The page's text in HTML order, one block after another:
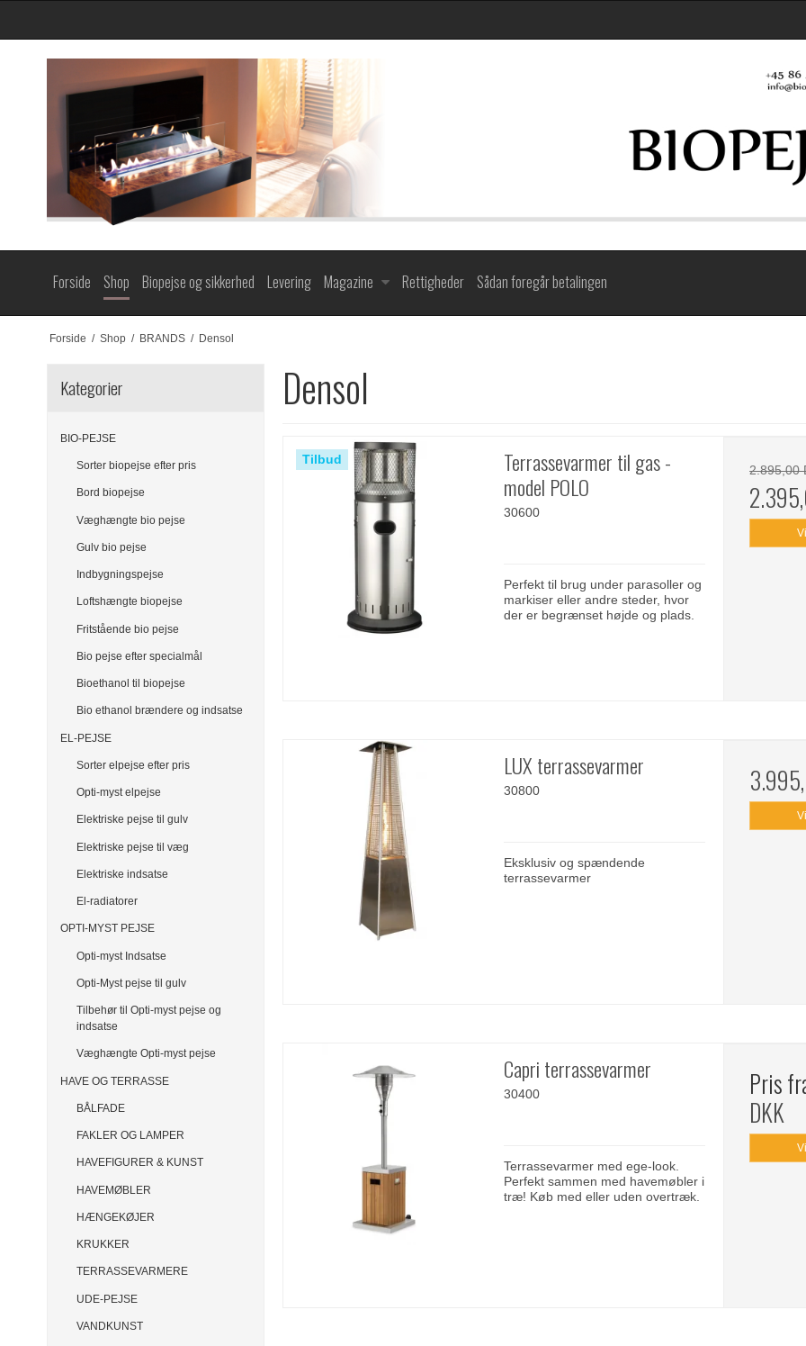
Forside Shop Biopejse og sikkerhed Levering Magazine Rettigheder Sådan foregår betalingen
Forside / Shop / BRANDS / Densol
Kategorier
BIO-PEJSE
Sorter biopejse efter pris
Bord biopejse
Væghængte bio pejse
Gulv bio pejse
Indbygningspejse
Loftshængte biopejse
Fritstående bio pejse
Bio pejse efter specialmål
Bioethanol til biopejse
Bio ethanol brændere og indsatse
EL-PEJSE
Sorter elpejse efter pris
Opti-myst elpejse
Elektriske pejse til gulv
Elektriske pejse til væg
Elektriske indsatse
El-radiatorer
OPTI-MYST PEJSE
Opti-myst Indsatse
Opti-Myst pejse til gulv
Tilbehør til Opti-myst pejse og
indsatse
Væghængte Opti-myst pejse
HAVE OG TERRASSE
BÅLFADE
FAKLER OG LAMPER
HAVEFIGURER & KUNST
HAVEMØBLER
HÆNGEKØJER
KRUKKER
TERRASSEVARMERE
UDE-PEJSE
VANDKUNST
Densol
Tilbud
Terrassevarmer til gas -
model POLO
30600
Perfekt til brug under parasoller og
markiser eller andre steder, hvor
der er begrænset højde og plads.
2.895,00
LUX terrassevarmer
30800
Eksklusiv og spændende
terrassevarmer
Capri terrassevarmer
30400
Terrassevarmer med ege-look.
Perfekt sammen med havemøbler i
træ! Køb med eller uden overtræk.
Pris
DKK